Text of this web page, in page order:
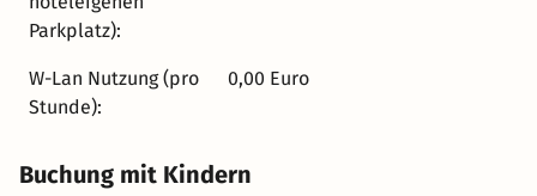
antiken Büchern und Schachecke, der Frühstückssalon
mit Wintergarten sowie die Schlossterrasse mit Blick in
den weitläufigen Schlosspark. Für Veranstaltungen in
kleinem Rahmen stehen verschiedene Räumlichkeiten
zur Verfügung: das Herrenzimmer mit Konferenztisch für
die Orangerie mit Platz für bis zu 45 Personen. Auch der
Parkplatz):
W-Lan Nutzung (pro
Stunde):
0,00 Euro
Buchung mit Kindern